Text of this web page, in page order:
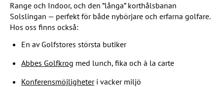
Range och Indoor, och den ”långa” korthålsbanan
Solslingan — perfekt för både nybörjare och erfarna golfare.
Hos oss finns också:
En av Golfstores största butiker
Abbes Golfkrog med lunch, fika och à la carte
Konferensmöjligheteri vacker miljö